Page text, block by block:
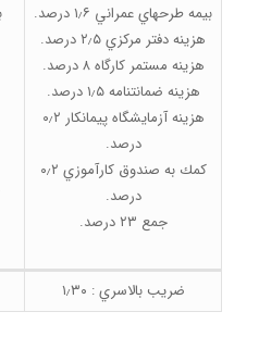
بيمه طرحهاي عمراني ۱٫۶ درصد.
هزينه دفتر مركزي ۲٫۵ درصد.
هزينه مستمر كارگاه ۸ درصد.
هزينه ضمانتنامه ۱٫۵ درصد.
هزينه آزمايشگاه پيمانكار ۰٫۲
درصد.
كمك به صندوق كارآموزي ۰٫۲
درصد.
جمع ۲۳ درصد.
ضريب بالاسري : ۱٫۳۰